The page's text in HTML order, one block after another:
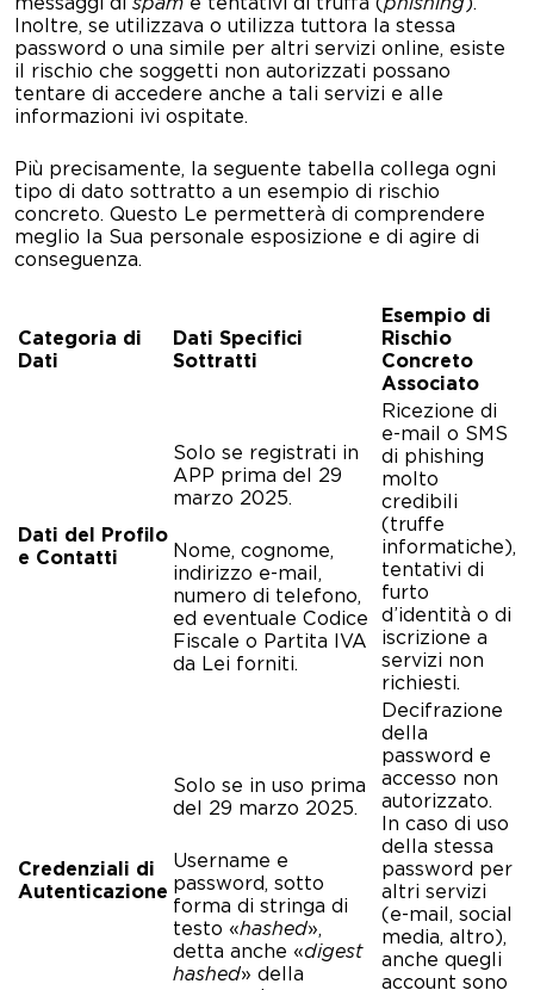
Inoltre, se utilizzava o utilizza tuttora la stessa
password o una simile per altri servizi online, esiste
il rischio che soggetti non autorizzati possano
tentare di accedere anche a tali servizi e alle
informazioni ivi ospitate.
Più precisamente, la seguente tabella collega ogni
tipo di dato sottratto a un esempio di rischio
concreto. Questo Le permetterà di comprendere
meglio la Sua personale esposizione e di agire di
conseguenza.
Categoria di
Dati
Dati Specifici
Sottratti
Esempio di
Rischio
Concreto
Associato
Dati del Profilo
e Contatti
Solo se registrati in
APP prima del 29
marzo 2025.
Nome, cognome,
indirizzo e-mail,
numero di telefono,
ed eventuale Codice
Fiscale o Partita IVA
da Lei forniti.
Ricezione di
e-mail o SMS
di phishing
molto
credibili
(truffe
informatiche),
tentativi di
furto
d’identità o di
iscrizione a
servizi non
richiesti.
Credenziali di
Autenticazione
Solo se in uso prima
del 29 marzo 2025.
Username e
password, sotto
forma di stringa di
testo «hashed»,
detta anche «digest
hashed» della
Decifrazione
della
password e
accesso non
autorizzato.
In caso di uso
della stessa
password per
altri servizi
(e-mail, social
media, altro),
anche quegli
account sono